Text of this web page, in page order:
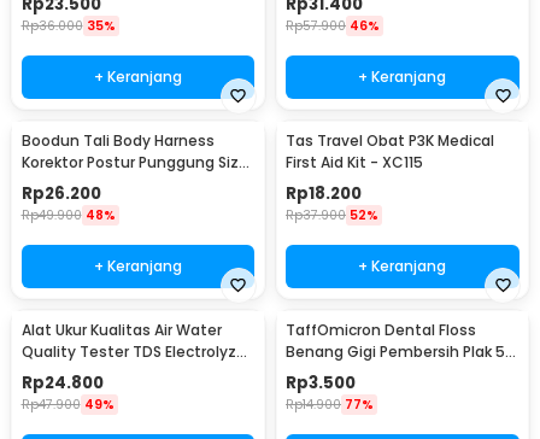
Rp36.000 35%
+ Keranjang
Rp57.900 46%
+ Keranjang
Boodun Tali Body Harness
Korektor Postur Punggung Size
M - BBJ-15
Rp26.200
Rp49.900 48%
+ Keranjang
Tas Travel Obat P3K Medical
First Aid Kit - XC115
Rp18.200
Rp37.900 52%
+ Keranjang
Alat Ukur Kualitas Air Water
Quality Tester TDS Electrolyzer
- JJ2850
Rp24.800
Rp47.900 49%
TaffOmicron Dental Floss
Benang Gigi Pembersih Plak 50
PCS - LMT-558
Rp3.500
Rp14.900 77%